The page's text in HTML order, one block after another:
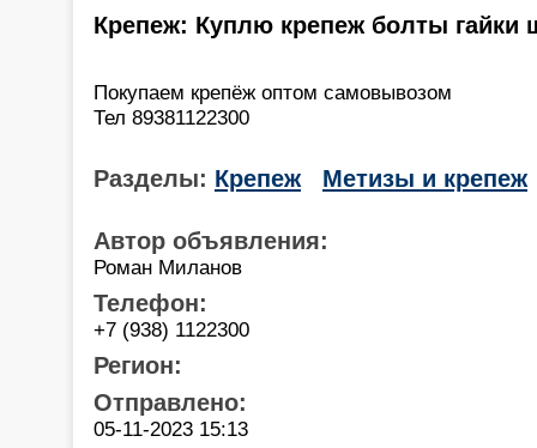
Крепеж: Куплю крепеж болты
Покупаем крепёж оптом самовывозом
Тел 89381122300
Разделы: Крепеж Метизы и крепеж
Автор объявления:
Роман Миланов
Телефон:
+7 (938) 1122300
Регион:
Отправлено:
05-11-2023 15:13